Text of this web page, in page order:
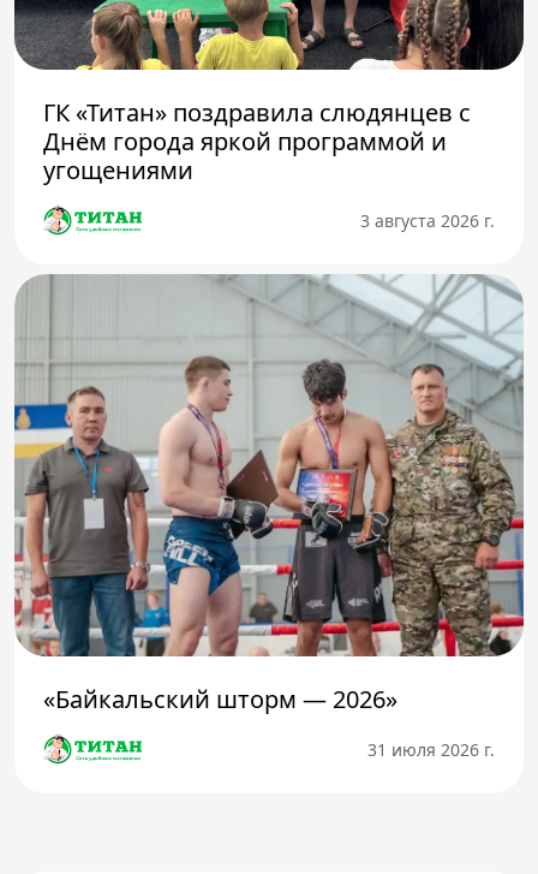
ГК «Титан» поздравила слюдянцев с
Днём города яркой программой и
угощениями
3 августа 2026 г.
«Байкальский шторм — 2026»
31 июля 2026 г.